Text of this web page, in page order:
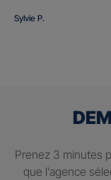
Sylvie P.
Prenez 3 minutes
que l’agence